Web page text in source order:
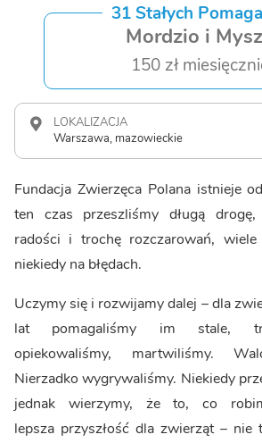
31 Stałych
Mordzio i
150 zł
LOKALIZACJA
Warszawa, mazowieckie
Fundacja Zwierzęca Polana istnieje
ten czas przeszliśmy długą
radości i trochę rozczarowań,
niekiedy na błędach.
Uczymy się i rozwijamy dalej – dla
lat pomagaliśmy im stale,
opiekowaliśmy, martwiliśmy.
Nierzadko wygrywaliśmy. Niekiedy
jednak wierzymy, że to, co
lepsza przyszłość dla zwierząt – nie